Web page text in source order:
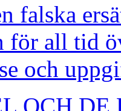
falska
för all tid
och
OCH